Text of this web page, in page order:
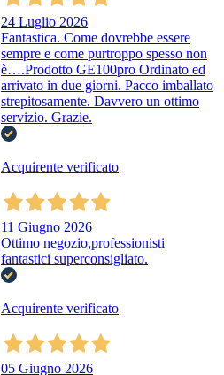
24 Luglio 2026
Fantastica. Come dovrebbe essere
sempre e come purtroppo spesso non
è….Prodotto GE100pro Ordinato ed
arrivato in due giorni. Pacco imballato
strepitosamente. Davvero un ottimo
servizio. Grazie.
Acquirente verificato
11 Giugno 2026
Ottimo negozio,professionisti
fantastici superconsigliato.
Acquirente verificato
05 Giugno 2026